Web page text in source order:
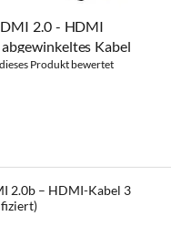
2.0 - HDMI
Kabel
Produkt bewertet